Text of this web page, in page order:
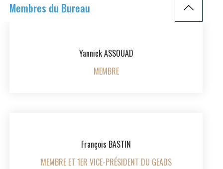
Membres du Bureau
Yannick ASSOUAD
MEMBRE
François BASTIN
MEMBRE ET 1ER VICE-PRÉSIDENT DU GEADS